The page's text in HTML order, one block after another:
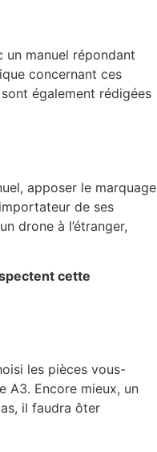
un manuel répondant
concernant ces
également rédigées
apposer le marquage
de ses
drone à l’étranger,
cette
les pièces vous-
A3. Encore mieux, un
il faudra ôter